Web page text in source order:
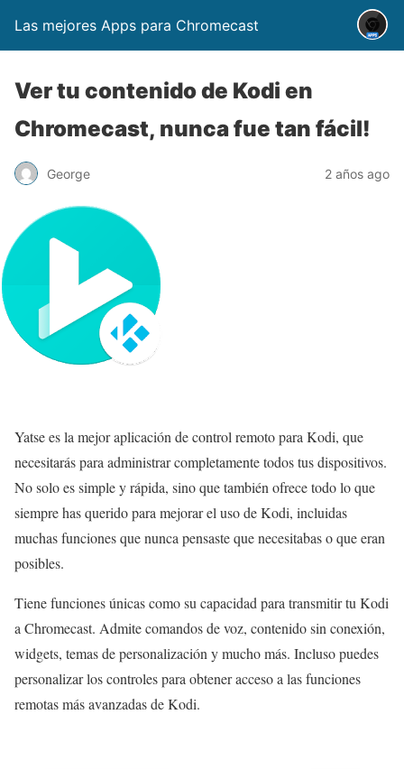
Las mejores Apps para Chromecast
Ver tu contenido de Kodi en
Chromecast, nunca fue tan fácil!
George 2 años ago
Yatse es la mejor aplicación de control remoto para Kodi, que
necesitarás para administrar completamente todos tus dispositivos.
No solo es simple y rápida, sino que también ofrece todo lo que
siempre has querido para mejorar el uso de Kodi, incluidas
muchas funciones que nunca pensaste que necesitabas o que eran
posibles.
Tiene funciones únicas como su capacidad para transmitir tu Kodi
a Chromecast. Admite comandos de voz, contenido sin conexión,
widgets, temas de personalización y mucho más. Incluso puedes
personalizar los controles para obtener acceso a las funciones
remotas más avanzadas de Kodi.